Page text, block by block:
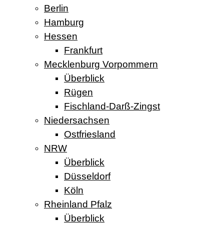
Berlin
Hamburg
Hessen
Frankfurt
Mecklenburg Vorpommern
Überblick
Rügen
Fischland-Darß-Zingst
Niedersachsen
Ostfriesland
NRW
Überblick
Düsseldorf
Köln
Rheinland Pfalz
Überblick